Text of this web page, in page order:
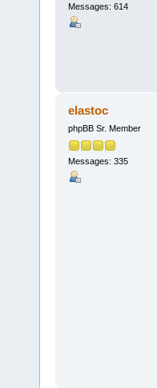
Messages: 614
elastoc
phpBB Sr. Member
Messages: 335